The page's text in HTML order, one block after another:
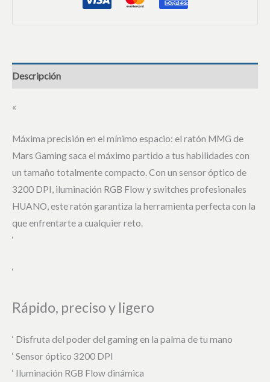
Descripción
«
Máxima precisión en el mínimo espacio: el ratón MMG de
Mars Gaming saca el máximo partido a tus habilidades con
un tamaño totalmente compacto. Con un sensor óptico de
3200 DPI, iluminación RGB Flow y switches profesionales
HUANO, este ratón garantiza la herramienta perfecta con la
que enfrentarte a cualquier reto.
‘
‘
Rápido, preciso y ligero
‘ Disfruta del poder del gaming en la palma de tu mano
‘ Sensor óptico 3200 DPI
‘ Iluminación RGB Flow dinámica